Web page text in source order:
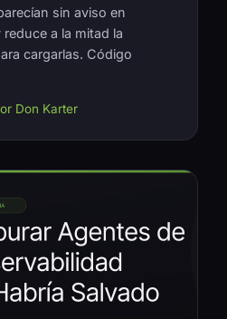
sin aviso en
a la mitad la
cargarlas. Código
Don Karter